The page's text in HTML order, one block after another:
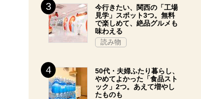
今行きたい、関西の「工場
見学」スポット3つ。無料
で楽しめて、絶品グルメも
味わえる
読み物
50代・夫婦ふたり暮らし、
やめてよかった「食品スト
ック」2つ。あえて増やし
たものも